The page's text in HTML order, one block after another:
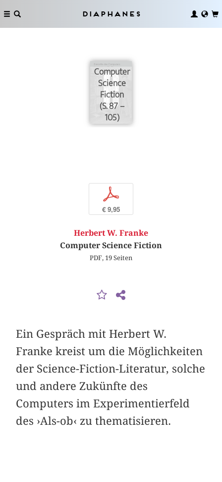
Diaphanes
Computer
Science
Fiction
(S. 87 –
105)
p
€ 9,95
Herbert W. Franke
Computer Science Fiction
PDF, 19 Seiten
Ein Gespräch mit Herbert W.
Franke kreist um die Möglichkeiten
der Science-Fiction-Literatur, solche
und andere Zukünfte des
Computers im Experimentierfeld
des ›Als-ob‹ zu thematisieren.